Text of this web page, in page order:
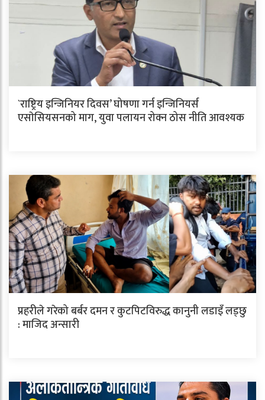
`राष्ट्रिय इन्जिनियर दिवस’ घोषणा गर्न इन्जिनियर्स
एसाेसियसनको माग, युवा पलायन रोक्न ठोस नीति आवश्यक
प्रहरीले गरेको बर्बर दमन र कुटपिटविरुद्ध कानुनी लडाइँ लड्छु
: माजिद अन्सारी